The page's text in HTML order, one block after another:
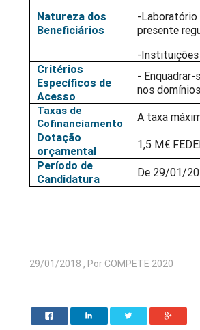
Natureza dos
Beneficiários
-Laboratório
presente
-Instituições
Critérios
Específicos de
Acesso
-
nos
Taxas de
Cofinanciamento
A taxa
Dotação
orçamental
1,5 M€
Período de
Candidatura
De 29/01/
29/01/2018 , Por COMPETE 2020